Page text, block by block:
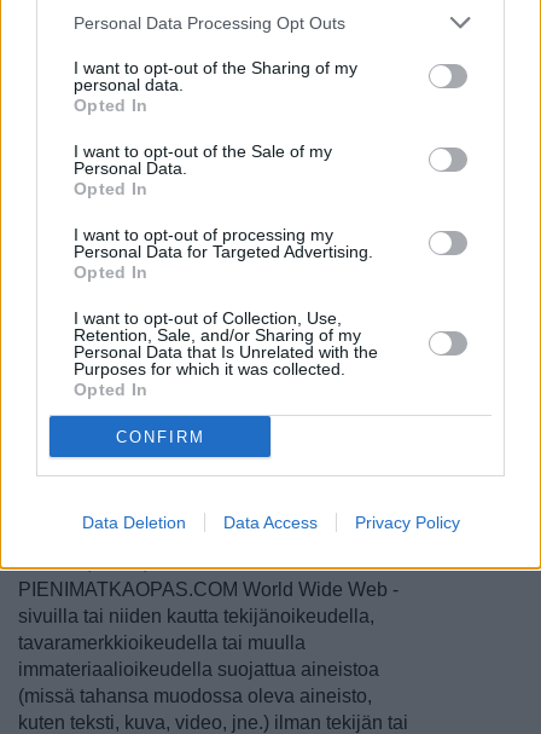
Personal Data Processing Opt Outs
I want to opt-out of the Sharing of my
personal data.
Opted In
I want to opt-out of the Sale of my
Personal Data.
Opted In
I want to opt-out of processing my
Personal Data for Targeted Advertising.
Opted In
I want to opt-out of Collection, Use,
Retention, Sale, and/or Sharing of my
Personal Data that Is Unrelated with the
Purposes for which it was collected.
Opted In
CONFIRM
Data Deletion Data Access Privacy Policy
PIENIMATKAOPAS.COM World Wide Web -
sivuille tuottamastaan tai esille tuomastaan
aineistosta (missä tahansa muodossa oleva
aineisto, kuten teksti, kuva, video, jne.).
Käyttäjän mielipiteen esiintyminen
PIENIMATKAOPAS.COM World Wide Web -
sivuilla ei merkitse sitä, että mielipide
välttämättä edustaisi Pienen Matkaoppaan
kantaa.
Käyttäjä sitoutuu olemaan tallentamatta,
levittämättä, lähettämättä tai välittämättä
PIENIMATKAOPAS.COM World Wide Web -
sivuilla aineistoa (missä tahansa muodossa
oleva aineisto, kuten teksti, kuva, video, jne.),
joka on lain tai hyvän tavan vastaista, yllyttää
lain tai hyvä tavan vastaiseen toimintaan
taikka edistää lain tai hyvä tavan vastaista
toimintaa. Käyttäjä vastaa siitä, että Käyttäjä ei
tallenna, levitä, lähetä tai välitä
PIENIMATKAOPAS.COM World Wide Web -
sivuilla tai niiden kautta tekijänoikeudella,
tavaramerkkioikeudella tai muulla
immateriaalioikeudella suojattua aineistoa
(missä tahansa muodossa oleva aineisto,
kuten teksti, kuva, video, jne.) ilman tekijän tai